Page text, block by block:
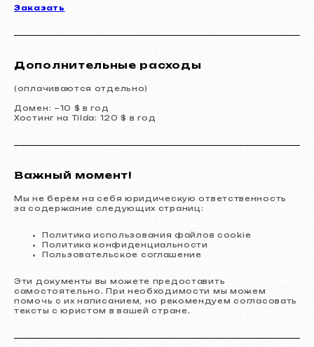
Заказать
Дополнительные расходы
(оплачиваются отдельно)
Домен: ~10 $ в год
Хостинг на Tilda: 120 $ в год
Важный момент!
Мы не берём на себя юридическую ответственность
за содержание следующих страниц:
Политика использования файлов cookie
Политика конфиденциальности
Пользовательское соглашение
Эти документы вы можете предоставить
самостоятельно. При необходимости мы можем
помочь с их написанием, но рекомендуем согласовать
тексты с юристом в вашей стране.
Мы предлагаем комплексные
маркетинговые решения
от 14 рабочих дней
Заказать
Подробнее об услуге
Многостраничный сайт
от 20 рабочих дней
от 1299 €
Подробнее об услуге Заказать
Интернет-магазин от 1599 €